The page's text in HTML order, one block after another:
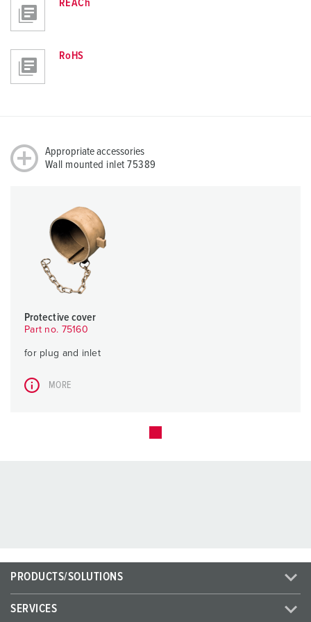
REACh
RoHS
Appropriate accessories
Wall mounted inlet 75389
Protective cover
Part no. 75160
for plug and inlet
MORE
PRODUCTS/SOLUTIONS
SERVICES